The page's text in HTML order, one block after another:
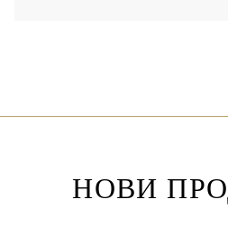
НОВИ